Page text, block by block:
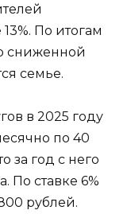
По итогам
сниженной
семье.
в 2025 году
по 40
за год с него
По ставке 6%
рублей.